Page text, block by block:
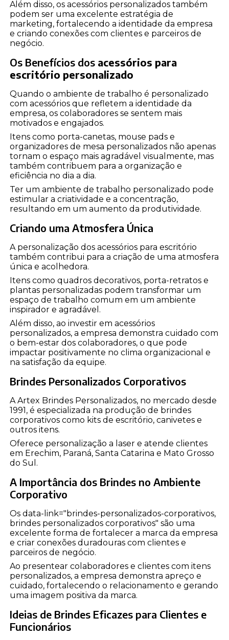
Além disso, os acessórios personalizados também
podem ser uma excelente estratégia de
marketing, fortalecendo a identidade da empresa
e criando conexões com clientes e parceiros de
negócio.
Os Benefícios dos acessórios para
escritório personalizado
Quando o ambiente de trabalho é personalizado
com acessórios que refletem a identidade da
empresa, os colaboradores se sentem mais
motivados e engajados.
Itens como porta-canetas, mouse pads e
organizadores de mesa personalizados não apenas
tornam o espaço mais agradável visualmente, mas
também contribuem para a organização e
eficiência no dia a dia.
Ter um ambiente de trabalho personalizado pode
estimular a criatividade e a concentração,
resultando em um aumento da produtividade.
Criando uma Atmosfera Única
A personalização dos acessórios para escritório
também contribui para a criação de uma atmosfera
única e acolhedora.
Itens como quadros decorativos, porta-retratos e
plantas personalizadas podem transformar um
espaço de trabalho comum em um ambiente
inspirador e agradável.
Além disso, ao investir em acessórios
personalizados, a empresa demonstra cuidado com
o bem-estar dos colaboradores, o que pode
impactar positivamente no clima organizacional e
na satisfação da equipe.
Brindes Personalizados Corporativos
A Artex Brindes Personalizados, no mercado desde
1991, é especializada na produção de brindes
corporativos como kits de escritório, canivetes e
outros itens.
Oferece personalização a laser e atende clientes
em Erechim, Paraná, Santa Catarina e Mato Grosso
do Sul.
A Importância dos Brindes no Ambiente
Corporativo
Os data-link="brindes-personalizados-corporativos,
brindes personalizados corporativos" são uma
excelente forma de fortalecer a marca da empresa
e criar conexões duradouras com clientes e
parceiros de negócio.
Ao presentear colaboradores e clientes com itens
personalizados, a empresa demonstra apreço e
cuidado, fortalecendo o relacionamento e gerando
uma imagem positiva da marca.
Ideias de Brindes Eficazes para Clientes e
Funcionários